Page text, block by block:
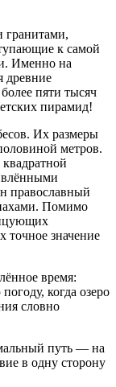
гранитами,
к самой
Именно на
древние
пяти тысяч
пирамид!
Их размеры
метров.
православный
Помимо
точное значение
время:
когда озеро
словно
путь — на
в одну сторону